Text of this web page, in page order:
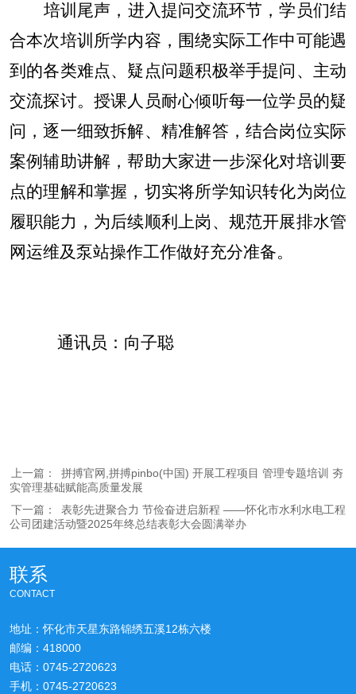
培训尾声，进入提问交流环节，学员们结
合本次培训所学内容，围绕实际工作中可能遇
到的各类难点、疑点问题积极举手提问、主动
交流探讨。授课人员耐心倾听每一位学员的疑
问，逐一细致拆解、精准解答，结合岗位实际
案例辅助讲解，帮助大家进一步深化对培训要
点的理解和掌握，切实将所学知识转化为岗位
履职能力，为后续顺利上岗、规范开展排水管
网运维及泵站操作工作做好充分准备。
通讯员：向子聪
上一篇：
拼搏官网,拼搏pinbo(中国) 开展工程项目 管理专题培训 夯
实管理基础赋能高质量发展
下一篇：
表彰先进聚合力 节俭奋进启新程​ ——怀化市水利水电工程
公司团建活动暨2025年终总结表彰大会圆满举办​
联系
CONTACT
地址：怀化市天星东路锦绣五溪12栋六楼
邮编：418000
电话：0745-2720623
手机：0745-2720623